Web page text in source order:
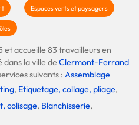
Espaces verts et paysagers
et accueille 83 travailleurs en
dans la ville deClermont-Ferrand
suivants : Assemblage
, Etiquetage, collage, pliage,
colisage, Blanchisserie,